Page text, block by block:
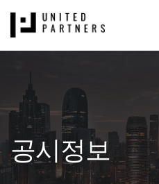
공시정보